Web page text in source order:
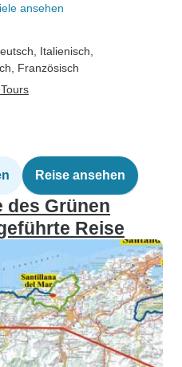
ansehen
Italienisch,
Französisch
Reise ansehen
des Grünen
Reise